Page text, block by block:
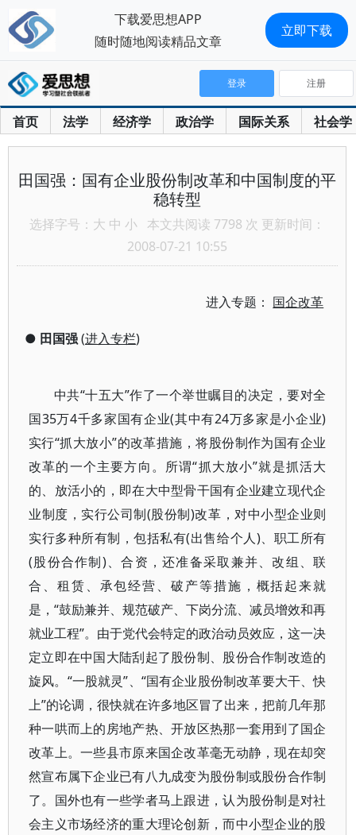
首页 法学 经济学 政治学 国际关系 社会学
登录 注册
田国强：国有企业股份制改革和中国制度的平
稳转型
选择字号： 大 中 小 本文共阅读 7798 次 更新时间：
2008-07-21 10:55
进入专题： 国企改革
● 田国强(进入专栏)
中共“十五大”作了一个举世瞩目的决定，要对全
国35万4千多家国有企业(其中有24万多家是小企业)
实行“抓大放小”的改革措施，将股份制作为国有企业
改革的一个主要方向。所谓“抓大放小”就是抓活大
的、放活小的，即在大中型骨干国有企业建立现代企
业制度，实行公司制(股份制)改革，对中小型企业则
实行多种所有制，包括私有(出售给个人)、职工所有
(股份合作制)、合资，还准备采取兼并、改组、联
合、租赁、承包经营、破产等措施，概括起来就
是，“鼓励兼并、规范破产、下岗分流、减员增效和再
就业工程”。由于党代会特定的政治动员效应，这一决
定立即在中国大陆刮起了股份制、股份合作制改造的
旋风。“一股就灵”、“国有企业股份制改革要大干、快
上”的论调，很快就在许多地区冒了出来，把前几年那
种一哄而上的房地产热、开放区热那一套用到了国企
改革上。一些县市原来国企改革毫无动静，现在却突
然宣布属下企业已有八九成变为股份制或股份合作制
了。国外也有一些学者马上跟进，认为股份制是对社
会主义市场经济的重大理论创新，而中小型企业的股
下载爱思想APP
随时随地阅读精品文章
立即下载